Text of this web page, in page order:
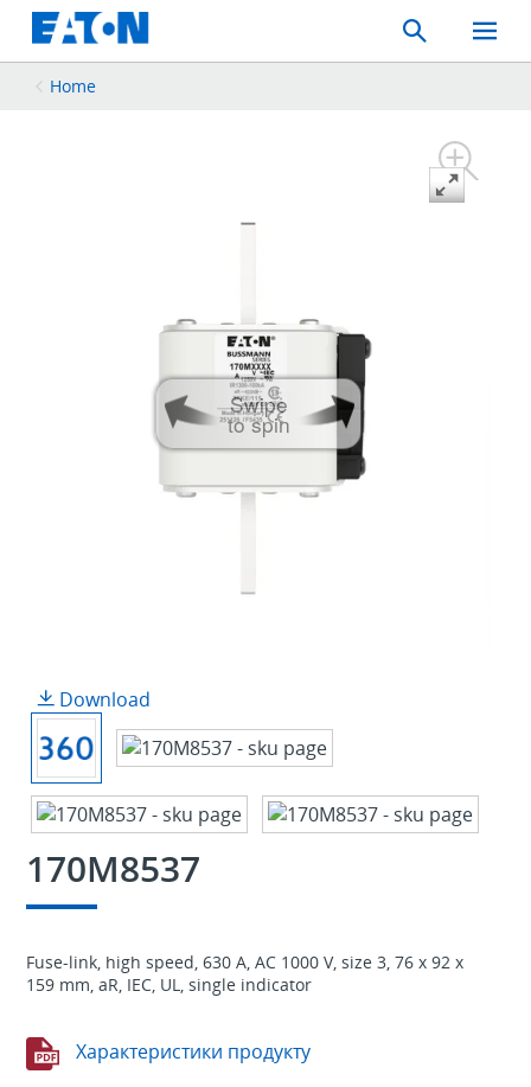
Search
Toggle
Mobile
Home
Swipe
to spin
Download
170M8537
Fuse-link, high speed, 630 A, AC 1000 V, size 3, 76 x 92 x
159 mm, aR, IEC, UL, single indicator
Характеристики продукту